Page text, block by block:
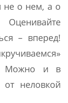
не о нем, а о
– вперед!
Можно и в
неловкой